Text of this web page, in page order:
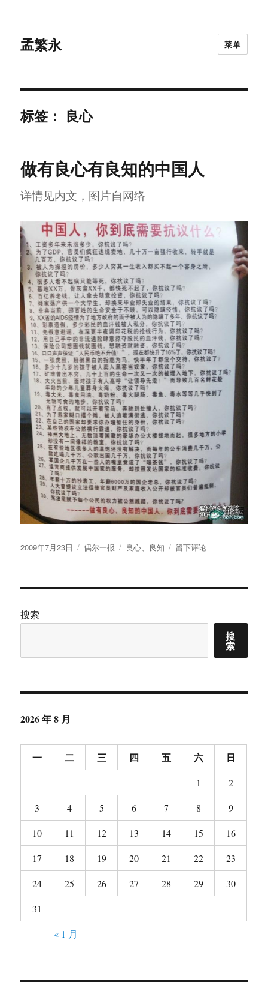
孟繁永 菜单
标签： 良心
做有良心有良知的中国人
详情见内文，图片自网络
发
2009年7月23日
分
偶尔一报
标
良心、 良知
于
良
良
中
留下评论
搜索
搜
索
2026 年 8 月
一 二 三 四 五 六 日
1
2
3
4 5 6 7 8
9
10
11 12 13 14 15
16
17
18 19 20 21 22
23
24
25 26 27 28 29
30
31
« 1 月